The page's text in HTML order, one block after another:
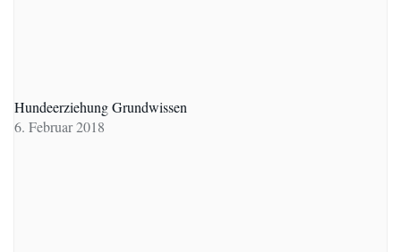
Hundeerziehung Grundwissen
6. Februar 2018